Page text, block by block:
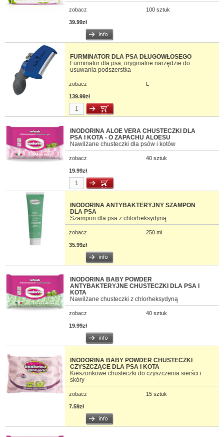
zobacz 100 sztuk
39.99zł
FURMINATOR DLA PSA DŁUGOWŁOSEGO
Furminator dla psa, oryginalne narzędzie do
usuwania podszerstka
zobacz L
139.99zł
INODORINA ALOE VERA CHUSTECZKI DLA
PSA I KOTA - O ZAPACHU ALOESU
Nawilżane chusteczki dla psów i kotów
zobacz 40 sztuk
19.99zł
INODORINA ANTYBAKTERYJNY SZAMPON
DLA PSA
Szampon dla psa z chlorheksydyną
zobacz 250 ml
35.99zł
INODORINA BABY POWDER
ANTYBAKTERYJNE CHUSTECZKI DLA PSA I
KOTA
Nawilżane chusteczki z chlorheksydyną
zobacz 40 sztuk
19.99zł
INODORINA BABY POWDER CHUSTECZKI
CZYSZCZĄCE DLA PSA I KOTA
Kieszonkowe chusteczki do czyszczenia sierści i
skóry
zobacz 15 sztuk
7.59zł